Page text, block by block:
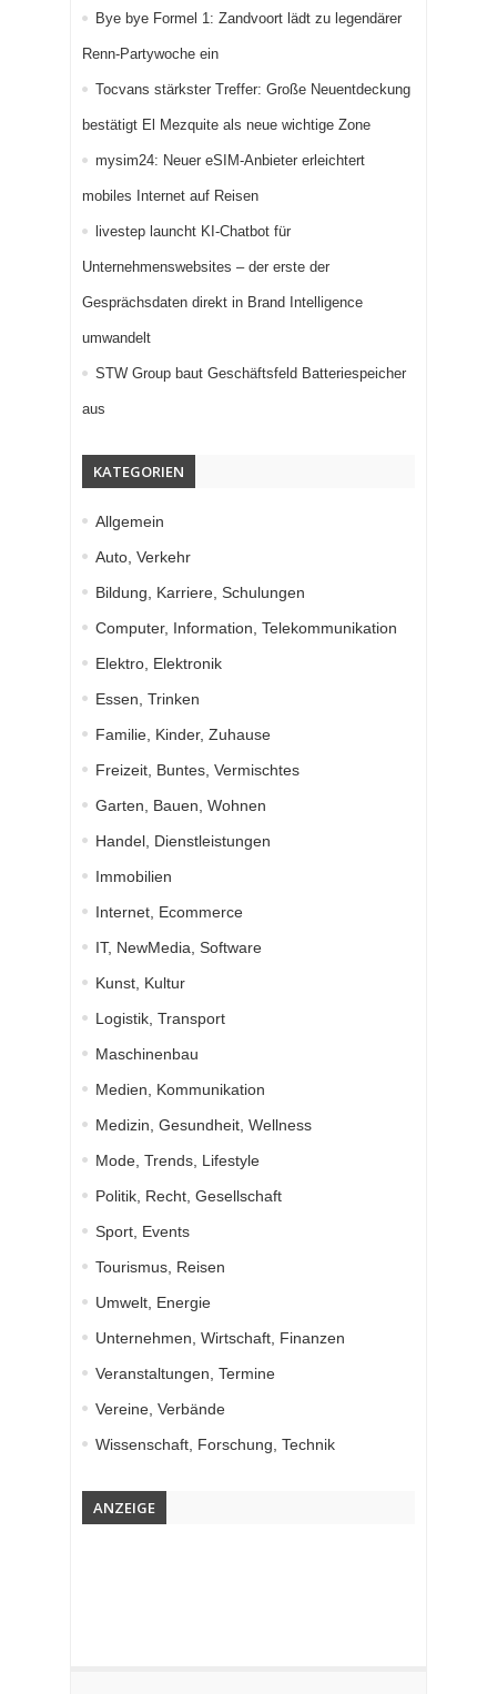
Bye bye Formel 1: Zandvoort lädt zu legendärer
Renn-Partywoche ein
Tocvans stärkster Treffer: Große Neuentdeckung
bestätigt El Mezquite als neue wichtige Zone
mysim24: Neuer eSIM-Anbieter erleichtert
mobiles Internet auf Reisen
livestep launcht KI-Chatbot für
Unternehmenswebsites – der erste der
Gesprächsdaten direkt in Brand Intelligence
umwandelt
STW Group baut Geschäftsfeld Batteriespeicher
aus
KATEGORIEN
Allgemein
Auto, Verkehr
Bildung, Karriere, Schulungen
Computer, Information, Telekommunikation
Elektro, Elektronik
Essen, Trinken
Familie, Kinder, Zuhause
Freizeit, Buntes, Vermischtes
Garten, Bauen, Wohnen
Handel, Dienstleistungen
Immobilien
Internet, Ecommerce
IT, NewMedia, Software
Kunst, Kultur
Logistik, Transport
Maschinenbau
Medien, Kommunikation
Medizin, Gesundheit, Wellness
Mode, Trends, Lifestyle
Politik, Recht, Gesellschaft
Sport, Events
Tourismus, Reisen
Umwelt, Energie
Unternehmen, Wirtschaft, Finanzen
Veranstaltungen, Termine
Vereine, Verbände
Wissenschaft, Forschung, Technik
ANZEIGE